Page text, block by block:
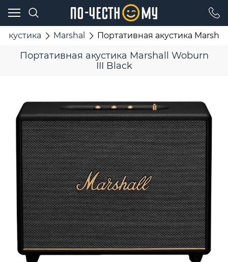
Marshal Портативная акустика
Портативная акустика Marshall Woburn
III Black